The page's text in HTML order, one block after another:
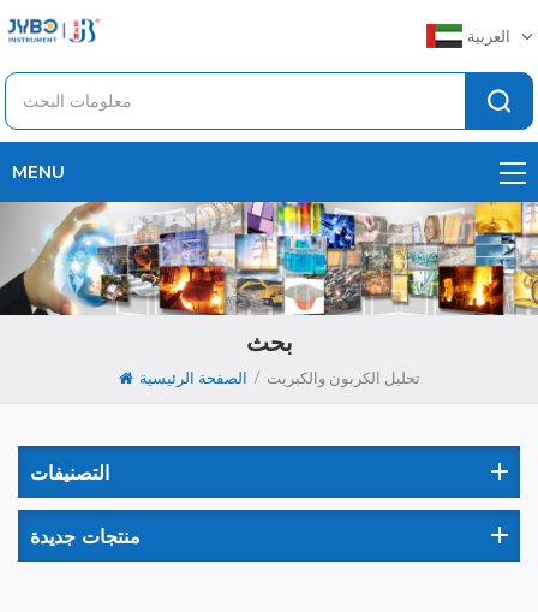
العربية
MENU
بحث
الصفحة الرئيسية / تحليل الكربون والكبريت
التصنيفات
منتجات جديدة